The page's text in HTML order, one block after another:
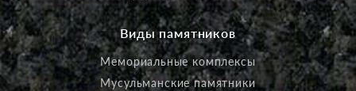
Виды памятников
Мемориальные комплексы
Мусульманские памятники